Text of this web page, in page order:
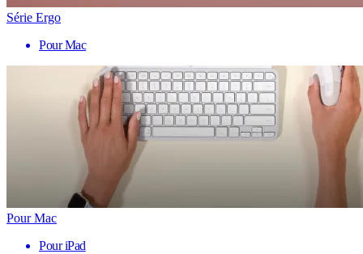
Série Ergo
Pour Mac
Pour Mac
Pour iPad